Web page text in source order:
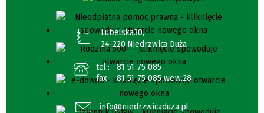
Lubelska30,
24-220 Niedrzwica Duża
tel.:
81 51 75 085
fax.:
81 51 75 085 wew.28
info@niedrzwicaduza.pl